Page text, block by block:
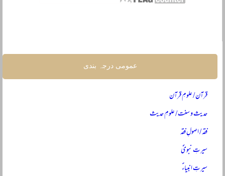
عمومی درجہ بندی
قرآن / علومِ قرآن
حدیث و سنت / علومِ حدیث
فقہ / اصولِ فقہ
سیرتِ نبویؐ
سیرتِ انبیاءؑ